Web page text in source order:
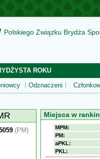
Polskiego Związku Brydża
ROKU
Odznaczeni
(PM)
Miejsca w
MPM:
PM:
aPKL:
PKL: